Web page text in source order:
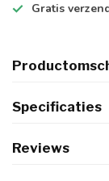
Gratis
Specificaties
Reviews